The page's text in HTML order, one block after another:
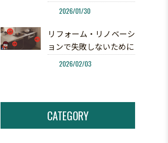
2026/01/30
リフォーム・リノベーシ
ョンで失敗しないために
2026/02/03
CATEGORY